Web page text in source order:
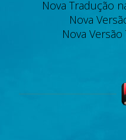
Nova Tradução
Nova
Nova